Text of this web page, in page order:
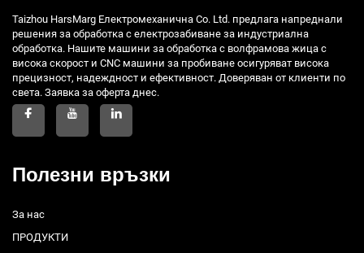
Taizhou HarsMarg Електромеханична Co. Ltd. предлага напреднали
решения за обработка с електрозабиване за индустриална
обработка. Нашите машини за обработка с волфрамова жица с
висока скорост и CNC машини за пробиване осигуряват висока
прецизност, надеждност и ефективност. Доверяван от клиенти по
света. Заявка за оферта днес.
Полезни връзки
За нас
ПРОДУКТИ